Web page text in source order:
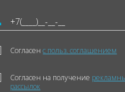
Согласенс польз. соглашением
Согласен на получение
рассылок